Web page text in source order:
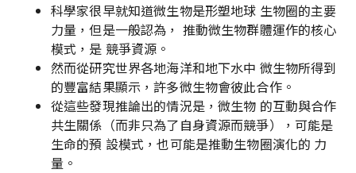
科學家很早就知道微生物是形塑地球 生物圈的主要
力量，但是一般認為， 推動微生物群體運作的核心
模式，是 競爭資源。
然而從研究世界各地海洋和地下水中 微生物所得到
的豐富結果顯示，許多微生物會彼此合作。
從這些發現推論出的情況是，微生物 的互動與合作
共生關係（而非只為了自身資源而競爭），可能是
生命的預 設模式，也可能是推動生物圈演化的 力
量。